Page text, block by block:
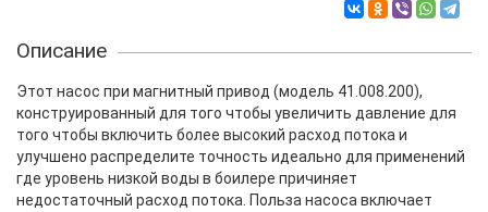
Описание
Этот насос при магнитный привод (модель 41.008.200),
конструированный для того чтобы увеличить давление для
того чтобы включить более высокий расход потока и
улучшено распределите точность идеально для применений
где уровень низкой воды в боилере причиняет
недостаточный расход потока. Польза насоса включает